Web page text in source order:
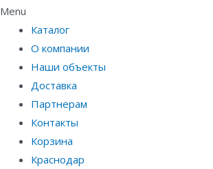
Menu
Каталог
О компании
Наши объекты
Доставка
Партнерам
Контакты
Корзина
Краснодар